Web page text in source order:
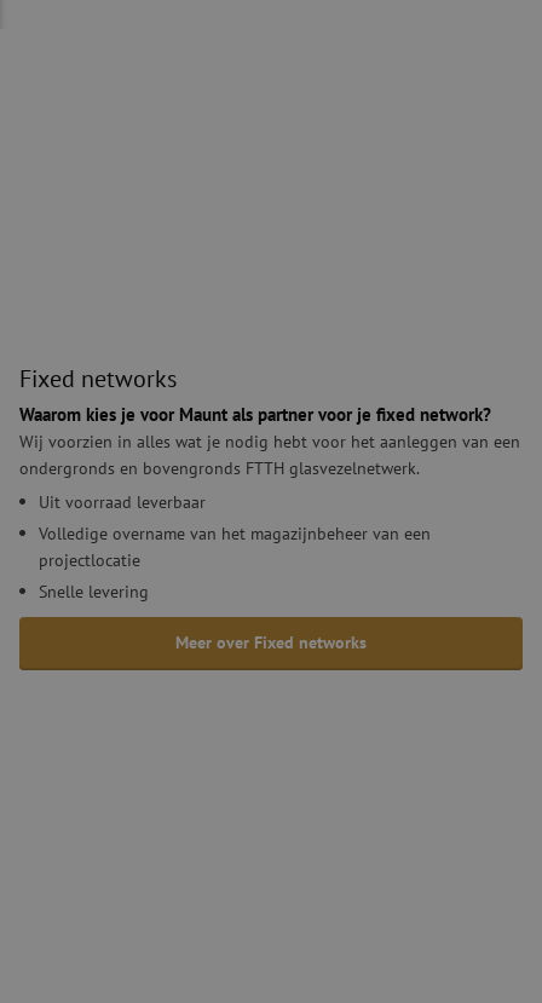
Fixed networks
Waarom kies je voor Maunt als partner voor je fixed network?
Wij voorzien in alles wat je nodig hebt voor het aanleggen van een
ondergronds en bovengronds FTTH glasvezelnetwerk.
Uit voorraad leverbaar
Volledige overname van het magazijnbeheer van een
projectlocatie
Snelle levering
Meer over Fixed networks